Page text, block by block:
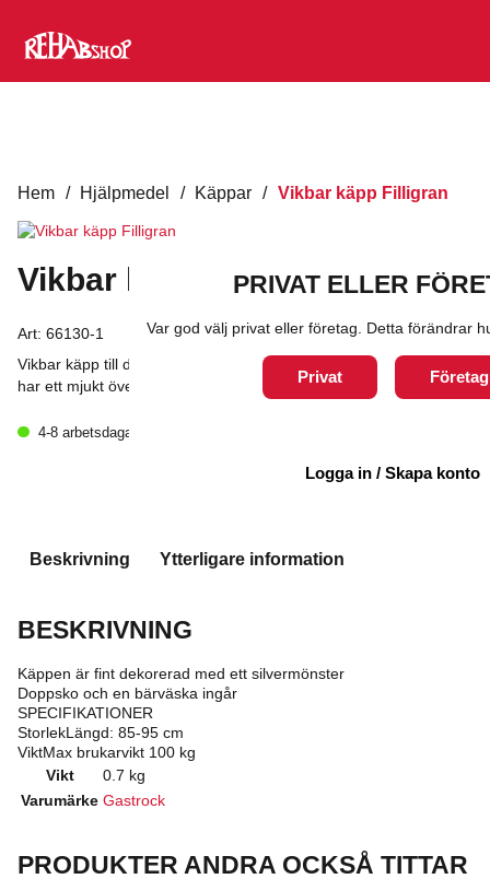
Hem / Hjälpmedel / Käppar / Vikbar käpp Filligran
Vikbar käpp Filligran
Art: 66130-1
Vikbar käpp till dam där handtaget är av en mindre modell samt
har ett mjukt överskikt för ökad användningskomfort.
4-8 arbetsdagar
Lägg till i varukorg
Beskrivning Ytterligare information
BESKRIVNING
Käppen är fint dekorerad med ett silvermönster
Doppsko och en bärväska ingår
SPECIFIKATIONER
StorlekLängd: 85-95 cm
ViktMax brukarvikt 100 kg
Vikt
0.7 kg
Varumärke Gastrock
PRODUKTER ANDRA OCKSÅ TITTAR
PRIVAT ELLER
Var god välj privat eller företag. Detta förändrar
Privat Företag
Logga in / Skapa konto